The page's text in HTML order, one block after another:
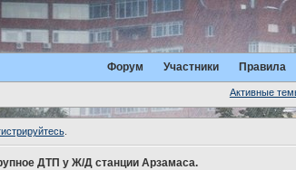
Форум Участники Правила
Активные
.
ДТП у Ж/Д станции Арзамаса.